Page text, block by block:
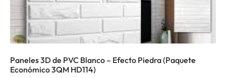
Paneles 3D de PVC Blanco – Efecto Piedra (Paquete
Económico 3QM HD114)